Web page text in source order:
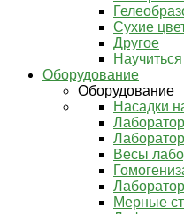
Сухие
Другое
Оборудование
Оборудование
Насадки
Весы
Мерные